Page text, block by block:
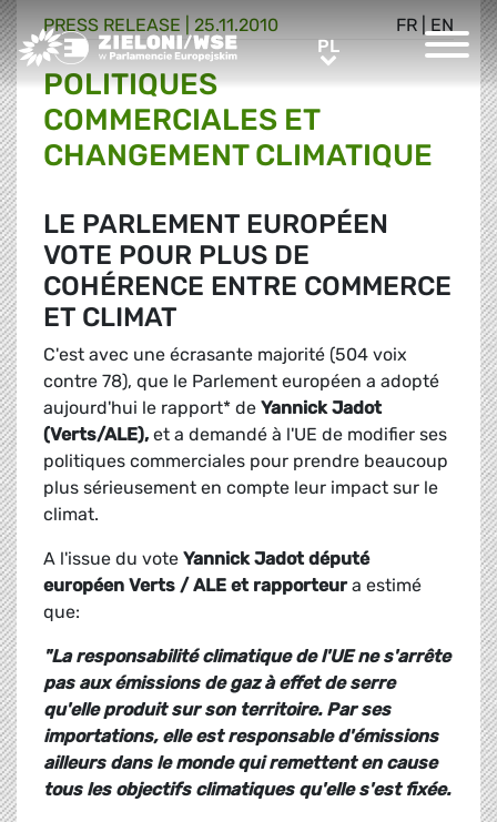
Greens/EFA Home PLPL
FR EN
PRESS RELEASE | 25.11.2010
POLITIQUES
COMMERCIALES ET
CHANGEMENT CLIMATIQUE
LE PARLEMENT EUROPÉEN
VOTE POUR PLUS DE
COHÉRENCE ENTRE COMMERCE
ET CLIMAT
C'est avec une écrasante majorité (504 voix
contre 78), que le Parlement européen a adopté
aujourd'hui le rapport* de Yannick Jadot
(Verts/ALE), et a demandé à l'UE de modifier ses
politiques commerciales pour prendre beaucoup
plus sérieusement en compte leur impact sur le
climat.
A l'issue du vote Yannick Jadot député
européen Verts / ALE et rapporteura estimé
que:
"La responsabilité climatique de l'UE ne s'arrête
pas aux émissions de gaz à effet de serre
qu'elle produit sur son territoire. Par ses
importations, elle est responsable d'émissions
ailleurs dans le monde qui remettent en cause
tous les objectifs climatiques qu'elle s'est fixée.